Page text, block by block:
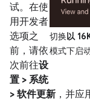
切换以
模式下启
试。在使
用开发者
选项之
前，请依
次前往设
置 > 系统
> 软件更新 ，并应